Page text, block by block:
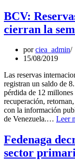
BCV:
cierran la
porciea_admin
15/08/2019
Las reservas
registran un saldo de
pérdida de 12 millones
recuperación,
con la información
de Venezuela.… Leer
Fedenaga
sector